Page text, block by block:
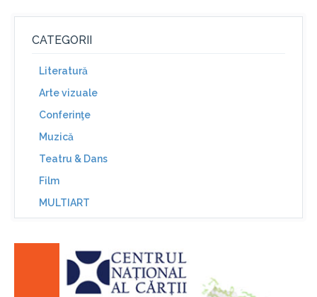
CATEGORII
Literatură
Arte vizuale
Conferinţe
Muzică
Teatru & Dans
Film
MULTIART